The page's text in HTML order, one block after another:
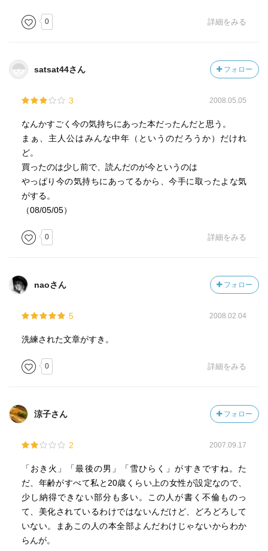
0 詳細をみる
satsat44さん フォロー
3 2008.05.05
なんかすごく今の気持ちにあった本だったんだと思う。
まぁ、主人公はみんな中年（というのだろうか）だけれ
ど。
買ったのは少し前で、読んだのが今というのは
やっぱり今の気持ちにあってるから、今手に取ったよな気
がする。
（08/05/05）
0 詳細をみる
naoさん フォロー
5 2008.02.04
洗練された文章がすき。
0 詳細をみる
涼子さん フォロー
2 2007.09.17
「おき火」「最後の男」「雪ひらく」がすきですね。た
だ、年齢がすべて私と20歳くらい上の女性が設定なので、
少し納得できない部分も多い。この人が書く不倫ものっ
て、美化されているわけではないんだけど、どろどろして
いない。まあこの人の本全部よんだわけじゃないからわか
らんが。